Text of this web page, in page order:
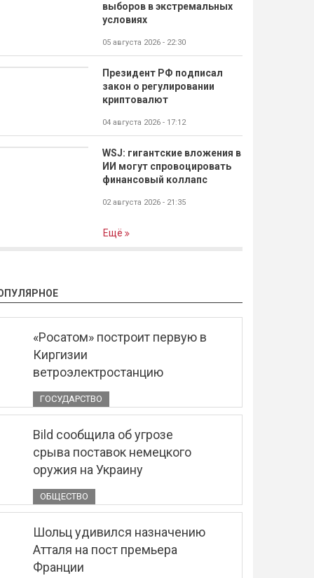
выборов в экстремальных
условиях
05 августа 2026 - 22:30
Президент РФ подписал
закон о регулировании
криптовалют
04 августа 2026 - 17:12
WSJ: гигантские вложения в
ИИ могут спровоцировать
финансовый коллапс
02 августа 2026 - 21:35
Ещё
«Росатом» построит первую в
Киргизии
ветроэлектростанцию
ГОСУДАРСТВО
Bild сообщила об угрозе
срыва поставок немецкого
оружия на Украину
ОБЩЕСТВО
Шольц удивился назначению
Атталя на пост премьера
Франции